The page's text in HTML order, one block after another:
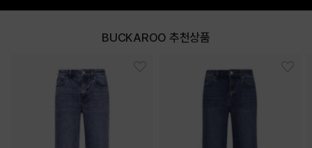
BUCKAROO 추천상품